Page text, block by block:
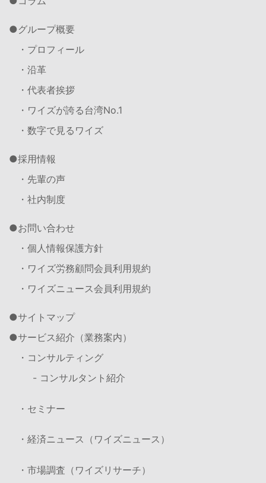
グループ概要
・プロフィール
・沿革
・代表者挨拶
・ワイズが誇る台湾No.1
・数字で見るワイズ
採用情報
・先輩の声
・社内制度
お問い合わせ
・個人情報保護方針
・ワイズ労務顧問会員利用規約
・ワイズニュース会員利用規約
サイトマップ
サービス紹介（業務案内）
・コンサルティング
- コンサルタント紹介
・セミナー
・経済ニュース（ワイズニュース）
・市場調査（ワイズリサーチ）